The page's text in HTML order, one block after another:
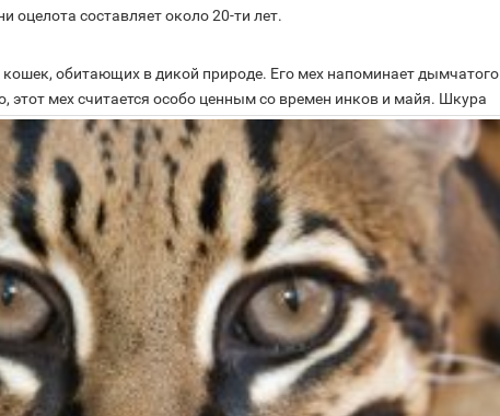
оцелота составляет около 20-ти лет.
обитающих в дикой природе. Его мех напоминает дымчатого
этот мех считается особо ценным со времен инков и майя. Шкура